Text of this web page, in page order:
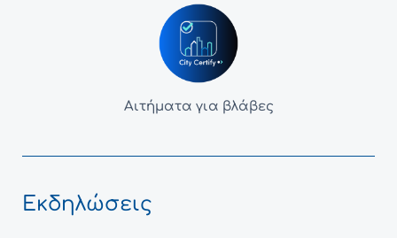
Αιτήματα για βλάβες
Εκδηλώσεις